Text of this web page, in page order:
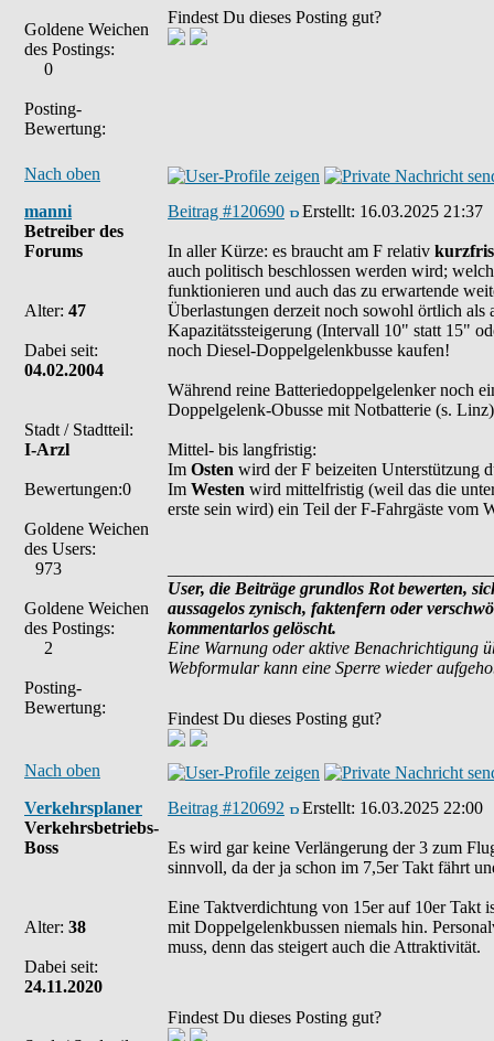
Goldene Weichen
des Postings:
0
Posting-
Bewertung:
Findest Du dieses Posting gut?
Nach oben
manni
Betreiber des
Forums
Alter: 47
Dabei seit:
04.02.2004
Stadt / Stadtteil:
I-Arzl
Bewertungen:0
Goldene Weichen
des Users:
973
Goldene Weichen
des Postings:
2
Posting-
Bewertung:
Beitrag #120690 Erstellt: 16.03.2025 21:37
In aller Kürze: es braucht am F relativ
auch politisch beschlossen werden wird;
funktionieren und auch das zu erwartende
Überlastungen derzeit noch sowohl örtlich
Kapazitätssteigerung (Intervall 10" statt 15"
noch Diesel-Doppelgelenkbusse kaufen!
Während reine Batteriedoppelgelenker noch
Doppelgelenk-Obusse mit Notbatterie (s.
Mittel- bis langfristig:
Im Osten wird der F beizeiten Unterstützung
Im Westen wird mittelfristig (weil das die
erste sein wird) ein Teil der F-Fahrgäste vom
User, die Beiträge grundlos Rot bewerten,
aussagelos zynisch, faktenfern oder
kommentarlos gelöscht.
Eine Warnung oder aktive Benachrichtigung
Webformular kann eine Sperre wieder
Findest Du dieses Posting gut?
Nach oben
Verkehrsplaner
Verkehrsbetriebs-
Boss
Alter: 38
Dabei seit:
24.11.2020
Beitrag #120692 Erstellt: 16.03.2025 22:00
Es wird gar keine Verlängerung der 3 zum
sinnvoll, da der ja schon im 7,5er Takt fährt
Eine Taktverdichtung von 15er auf 10er Takt
mit Doppelgelenkbussen niemals hin.
muss, denn das steigert auch die Attraktivität.
Findest Du dieses Posting gut?